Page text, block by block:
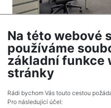
Commercial to rent /
Praha 5 - Stodůlky
86,270 CZK (month)
Na této webové
používáme
základní funkce
stránky
Rádi bychom Vás touto cestou
Pro následující účel: